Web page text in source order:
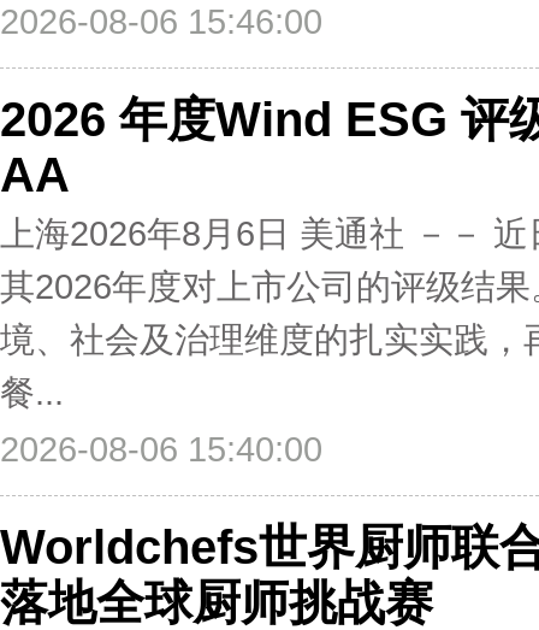
2026-08-06 15:46:00
2026 年度Wind ESG 评
AA
上海2026年8月6日 美通社 －－
其2026年度对上市公司的评级结
境、社会及治理维度的扎实实践，
餐...
2026-08-06 15:40:00
Worldchefs世界厨师联
落地全球厨师挑战赛